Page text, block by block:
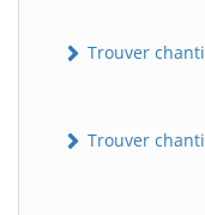
Trouver
Trouver